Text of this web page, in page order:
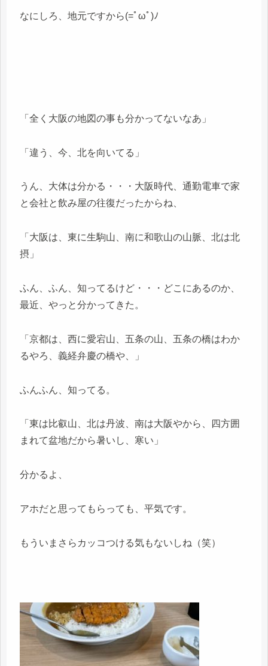
なにしろ、地元ですから(=ﾟωﾟ)ﾉ
「全く大阪の地図の事も分かってないなあ」
「違う、今、北を向いてる」
うん、大体は分かる・・・大阪時代、通勤電車で家
と会社と飲み屋の往復だったからね、
「大阪は、東に生駒山、南に和歌山の山脈、北は北
摂」
ふん、ふん、知ってるけど・・・どこにあるのか、
最近、やっと分かってきた。
「京都は、西に愛宕山、五条の山、五条の橋はわか
るやろ、義経弁慶の橋や、」
ふんふん、知ってる。
「東は比叡山、北は丹波、南は大阪やから、四方囲
まれて盆地だから暑いし、寒い」
分かるよ、
アホだと思ってもらっても、平気です。
もういまさらカッコつける気もないしね（笑）